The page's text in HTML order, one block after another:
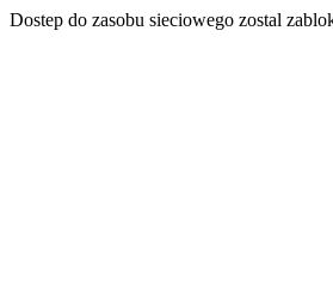
Dostep do zasobu sieciowego zostal